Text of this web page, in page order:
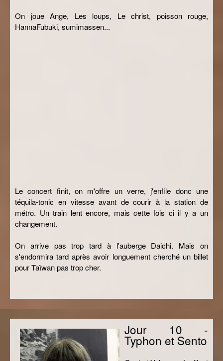
On joue Ange, Les loups, Le christ, poisson rouge,
HannaFubuki, sumimassen...
Le concert finit, on m'offre un verre, j'enfile donc une
téquila-tonic en vitesse avant de courir à la station de
métro. Un train lent encore, mais cette fois ci il y a un
changement.
On arrive pas trop tard à l'auberge Daichi. Mais on
s'endormira tard après avoir longuement cherché un billet
pour Taïwan pas trop cher.
Jour 10 -
Typhon et Sento